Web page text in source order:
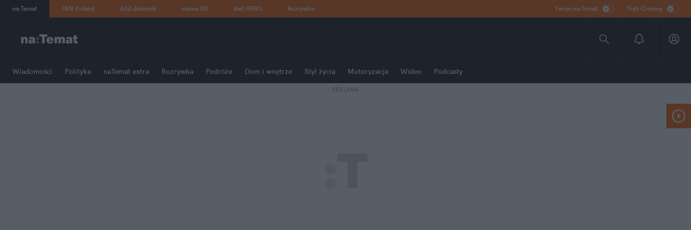
na:Temat INN:Poland ASZ:dziennik mama:DU dad:HERO Rozrywka Twoje na:Temat Tryb Ciemny
Wiadomości Polityka naTemat extra Rozrywka Podróże Dom i wnętrze Styl życia Motoryzacja Wideo Podcasty
REKLAMA